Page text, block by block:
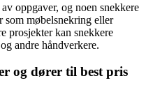
oppgaver, og noen snekkere
som møbelsnekring eller
prosjekter kan snekkere
andre håndverkere.
og dører til best pris